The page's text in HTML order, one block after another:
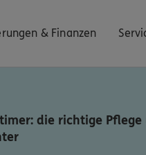
& Finanzen
die richtige